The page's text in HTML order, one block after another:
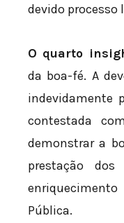
devido processo
O quarto
da boa-fé. A
indevidamente
contestada
demonstrar a
prestação
Pública.